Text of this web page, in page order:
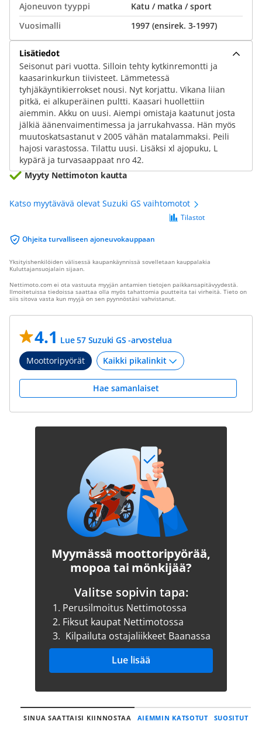
Ajoneuvon tyyppi
Katu / matka / sport
Vuosimalli
1997 (ensirek. 3-1997)
Lisätiedot
Seisonut pari vuotta. Silloin tehty kytkinremontti ja
kaasarinkurkun tiivisteet. Lämmetessä
tyhjäkäyntikierrokset nousi. Nyt korjattu. Vikana liian
pitkä, ei alkuperäinen pultti. Kaasari huollettiin
aiemmin. Akku on uusi. Aiempi omistaja kaatunut josta
jälkiä äänenvaimentimessa ja jarrukahvassa. Hän myös
muutoskatsastanut v 2005 vähän matalammaksi. Peili
hajosi varastossa. Tilattu uusi. Lisäksi xl ajopuku, L
kypärä ja turvasaappaat nro 42.
Myyty Nettimoton kautta
Katso myytävävä olevat Suzuki GS vaihtomotot
Ohjeita turvalliseen ajoneuvokauppaan
Tilastot
Yksityishenkilöiden välisessä kaupankäynnissä sovelletaan kauppalakia
Kuluttajansuojalain sijaan.
Nettimoto.com ei ota vastuuta myyjän antamien tietojen paikkansapitävyydestä.
Ilmoitetuissa tiedoissa saattaa olla myös tahattomia puutteita tai virheitä. Tieto on
siis sitova vasta kun myyjä on sen pyynnöstäsi vahvistanut.
4.1 Lue 57 Suzuki GS -arvostelua
Moottoripyörät
Hae samanlaiset
Myymässä moottoripyörää,
mopoa tai mönkijää?
Valitse sopivin tapa:
1. Perusilmoitus Nettimotossa
2. Fiksut kaupat Nettimotossa
3. Kilpailuta ostajaliikkeet Baanassa
Lue lisää
SINUA SAATTAISI KIINNOSTAA AIEMMIN KATSOTUT SUOSITUT